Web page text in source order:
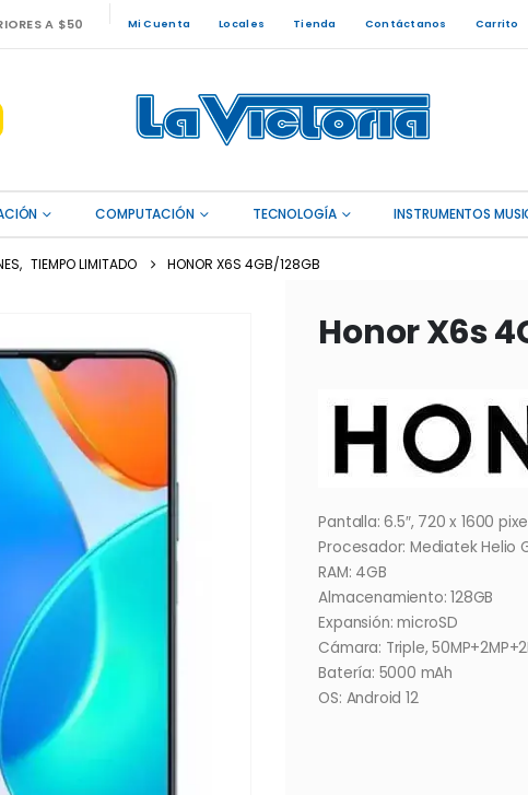
A $50 Mi Cuenta Locales Tienda Contáctanos Carrito
COMPUTACIÓN TECNOLOGÍA INSTRUMENTOS
, TIEMPO LIMITADO HONOR X6S 4GB/128GB
Honor X6s
Pantalla: 6.5″, 720 x 1600
Procesador: Mediatek Helio
RAM: 4GB
Almacenamiento: 128GB
Expansión: microSD
Cámara: Triple,
Batería: 5000 mAh
OS: Android 12